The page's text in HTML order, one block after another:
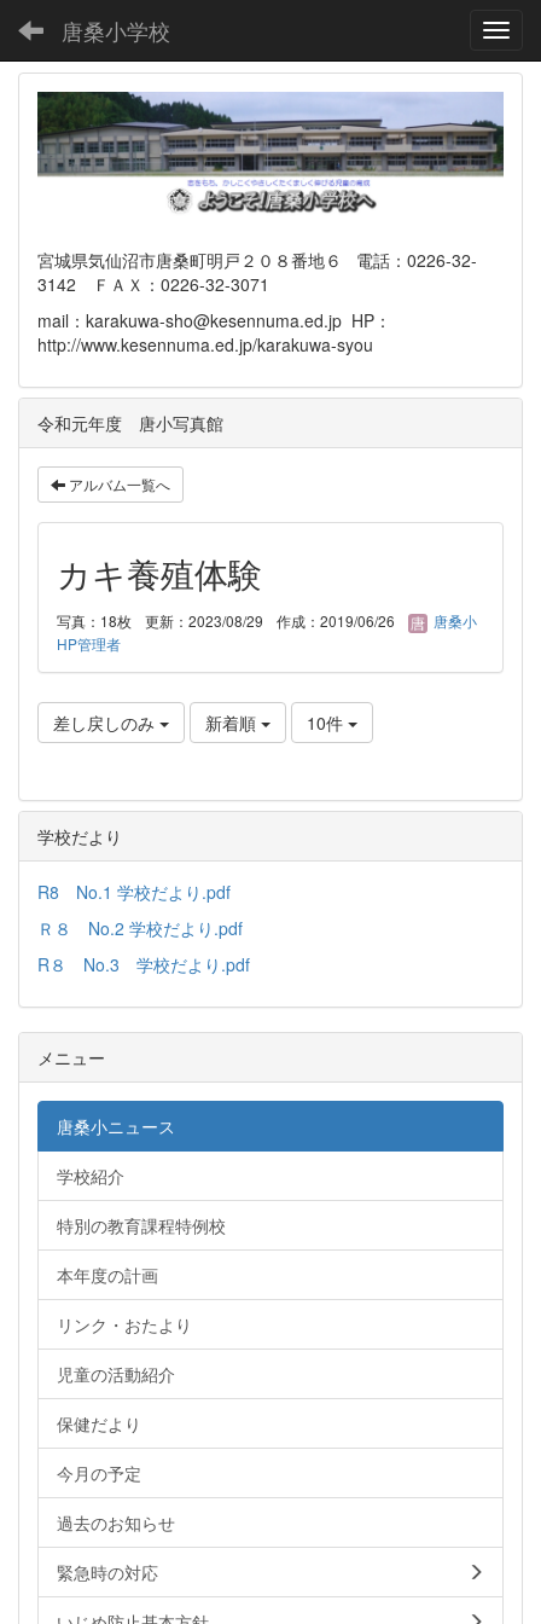
唐桑小学校
宮城県気仙沼市唐桑町明戸２０８番地６ 電話：0226-32-
3142 ＦＡＸ：0226-32-3071
mail：karakuwa-sho@kesennuma.ed.jp HP：
http://www.kesennuma.ed.jp/karakuwa-syou
令和元年度 唐小写真館
アルバム一覧へ
カキ養殖体験
写真：18枚 更新：2023/08/29 作成：2019/06/26
唐桑小
HP管理者
差し戻しのみ 新着順 10件
学校だより
R8 No.1 学校だより.pdf
Ｒ８ No.2 学校だより.pdf
R８ No.3 学校だより.pdf
メニュー
唐桑小ニュース
学校紹介
特別の教育課程特例校
本年度の計画
リンク・おたより
児童の活動紹介
保健だより
今月の予定
過去のお知らせ
緊急時の対応